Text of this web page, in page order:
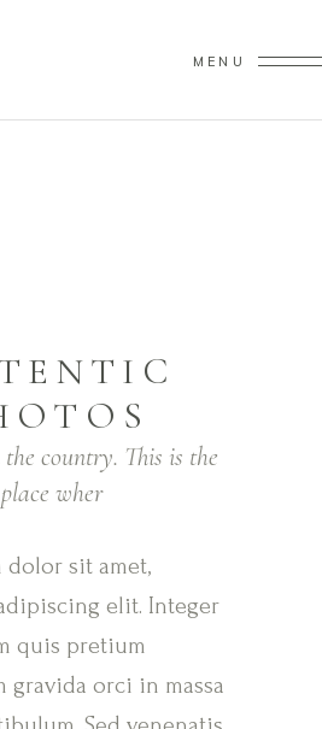
MENU
country. This is the
place wher
dolor sit amet,
elit. Integer
quis pretium
gravida orci in massa